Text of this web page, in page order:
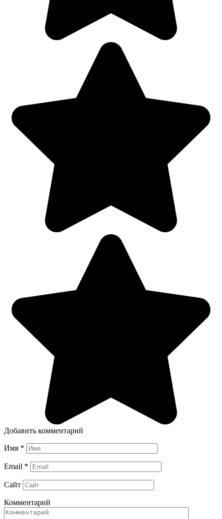
Добавить комментарий
Имя *
Email *
Сайт
Комментарий